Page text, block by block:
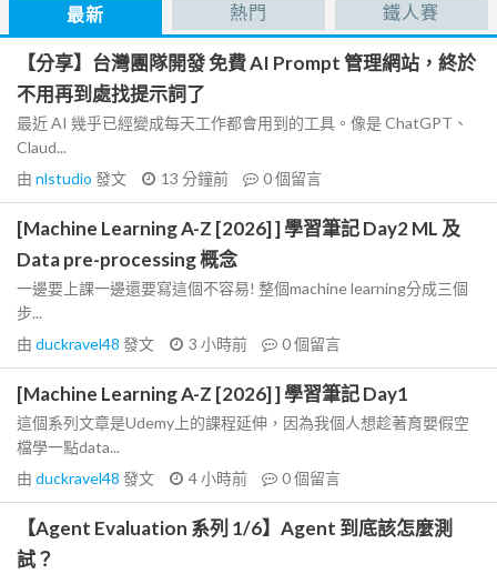
最新 熱門 鐵人賽
【分享】台灣團隊開發 免費 AI Prompt 管理網站，終於
不用再到處找提示詞了
最近 AI 幾乎已經變成每天工作都會用到的工具。像是 ChatGPT、
Claud...
由 nlstudio 發文 13 分鐘前 0個留言
[Machine Learning A-Z [2026] ] 學習筆記 Day2 ML 及
Data pre-processing 概念
一邊要上課一邊還要寫這個不容易! 整個machine learning分成三個
步...
由 duckravel48 發文 3 小時前 0個留言
[Machine Learning A-Z [2026] ] 學習筆記 Day1
這個系列文章是Udemy上的課程延伸，因為我個人想趁著育嬰假空
檔學一點data...
由 duckravel48 發文 4 小時前 0個留言
【Agent Evaluation 系列 1/6】Agent 到底該怎麼測
試？